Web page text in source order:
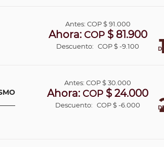
Antes: COP$ 91.000
Ahora: COP$ 81.900
Descuento: COP $ -9.100
Antes:COP$ 30.000
Ahora: COP $ 24.000
Descuento: COP $ -6.000